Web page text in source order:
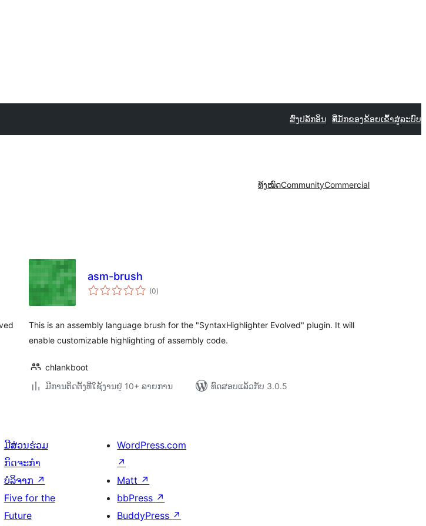
ສົ່ງປລັກອິນ ທີ່ມັກຂອງຂ້ອຍເຂົ້າສູ່ລະບົບ
ທັງໝົດCommunityCommercial
asm-brush
(0ຄະແນນ
ທັງໝົດ
)
This is an assembly language brush for the "SyntaxHighlighter Evolved" plugin. It will
enable customizable highlighting of assembly code.
chlankboot
ມີການຕິດຕັ້ງທີ່ໃຊ້ງານຢູ່ 10+ ລາຍການ
ທົດສອບແລ້ວກັບ 3.0.5
ມີສ່ວນຮ່ວມ
ກິດຈະກຳ
ບໍລິຈາກ ↗
Five for the
Future
WordPress.com
↗
Matt ↗
bbPress ↗
BuddyPress ↗